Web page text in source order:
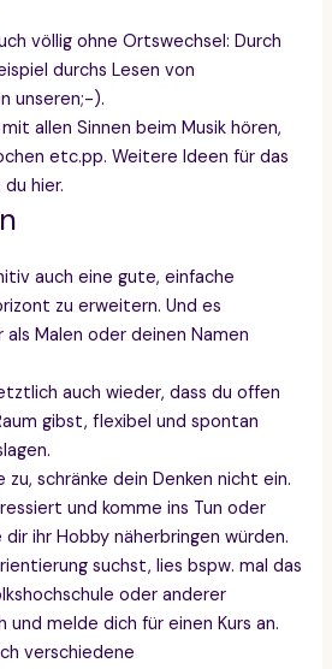
völlig ohne Ortswechsel: Durch
durchs Lesen von
unseren;-).
allen Sinnen beim Musik hören,
etc.pp. Weitere Ideen für das
hier.
auch eine gute, einfache
zu erweitern. Und es
Malen oder deinen Namen
auch wieder, dass du offen
gibst, flexibel und spontan
zu, schränke dein Denken nicht ein.
und komme ins Tun oder
ihr Hobby näherbringen würden.
suchst, lies bspw. mal das
oder anderer
melde dich für einen Kurs an.
verschiedene